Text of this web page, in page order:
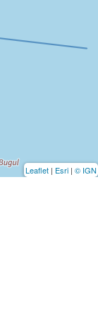
Leaflet | Esri | © IGN